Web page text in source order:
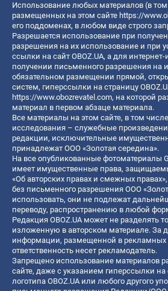
Использование любых материалов (в
размещенных на этом сайте https://
его поддоменах, в любом виде строго
Разрешается использование при
разрешения на их использование и при
ссылки на сайт OBOZ.UA, а для
получении письменного разрешения на
обязательном размещении прямой,
систем, гиперссылки на страницу
https://www.obozrevatel.com, на которой
материал в первом абзаце материала.
Все материалы на этом сайте, в том
исследования – служебные
редакции, исключительные
принадлежат ООО «Золотая середина».
На все опубликованные фотоматериалы
имеет имущественные права,
«Об авторских правах и смежных
без письменного разрешения ООО
использовать, они не подлежат
переводу, распространению в любой
Редакция OBOZ.UA может не разделять
изложенную в авторском материале. За
информации, размещенной в рекламных
ответственность несет рекламодатель.
Запрещено использование материалов
сайте, даже с указанием гиперссылки на
логотипа OBOZ.UA или любого другого